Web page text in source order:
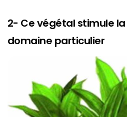
2- Ce végétal stimule
domaine particulier